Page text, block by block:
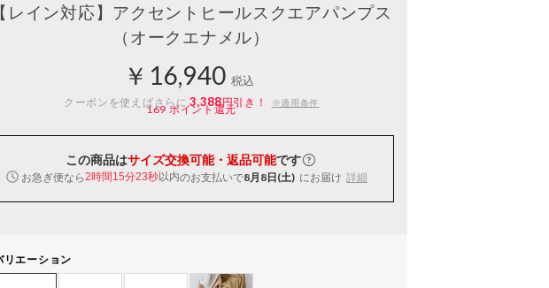
【レイン対応】アクセントヒールスクエアパンプス
（オークエナメル）
￥16,940 税込
クーポンを使えばさらに3,388円引き！ ※適用条件
169ポイント還元
この商品はサイズ交換可能・返品可能です
お急ぎ便なら2時間15分22秒以内のお支払いで8月8日(土) にお届け 詳細
リエーション